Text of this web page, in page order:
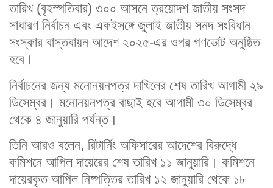
তারিখ (বৃহস্পতিবার) ৩০০ আসনে ত্রয়োদশ জাতীয় সংসদ
সাধারণ নির্বাচন এবং একইসঙ্গে জুলাই জাতীয় সনদ সংবিধান
সংস্কার বাস্তবায়ন আদেশ ২০২৫-এর ওপর গণভোট অনুষ্ঠিত
হবে।
নির্বাচনের জন্য মনোনয়নপত্র দাখিলের শেষ তারিখ আগামী ২৯
ডিসেম্বর। মনোনয়নপত্র বাছাই হবে আগামী ৩০ ডিসেম্বর
থেকে ৪ জানুয়ারি পর্যন্ত।
তিনি আরও বলেন, রিটার্নিং অফিসারের আদেশের বিরুদ্ধে
কমিশনে আপিল দায়েরের শেষ তারিখ ১১ জানুয়ারি। কমিশনে
দায়েরকৃত আপিল নিষ্পত্তির তারিখ ১২ জানুয়ারি থেকে ১৮